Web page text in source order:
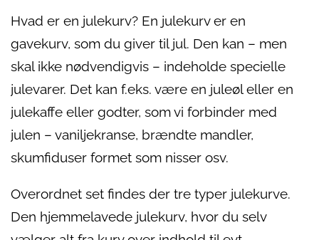
Hvad er en julekurv? En julekurv er en
gavekurv, som du giver til jul. Den kan – men
skal ikke nødvendigvis – indeholde specielle
julevarer. Det kan f.eks. være en juleøl eller en
julekaffe eller godter, som vi forbinder med
julen – vaniljekranse, brændte mandler,
skumfiduser formet som nisser osv.
Overordnet set findes der tre typer julekurve.
Den hjemmelavede julekurv, hvor du selv